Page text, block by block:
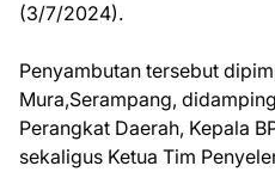
(3/7/2024).
Penyambutan tersebut
Mura,Serampang,
Perangkat Daerah, Kepala
sekaligus Ketua Tim